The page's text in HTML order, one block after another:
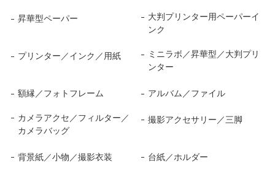
昇華型ペーパー
大判プリンター用ペーパーイ
ンク
プリンター／インク／用紙
ミニラボ／昇華型／大判プリ
ンター
額縁／フォトフレーム アルバム／ファイル
カメラアクセ／フィルター／
カメラバッグ
撮影アクセサリー／三脚
背景紙／小物／撮影衣装 台紙／ホルダー